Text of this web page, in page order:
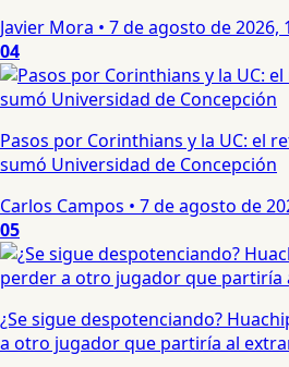
Javier Mora • 7 de agosto de 2026,
04
Pasos por Corinthians y la UC: el
sumó Universidad de Concepción
Carlos Campos • 7 de agosto de
05
¿Se sigue despotenciando?
a otro jugador que partiría al